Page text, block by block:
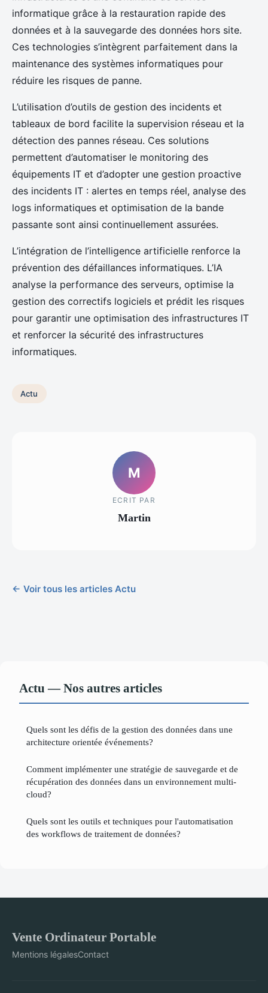
informatique grâce à la restauration rapide des
données et à la sauvegarde des données hors site.
Ces technologies s’intègrent parfaitement dans la
maintenance des systèmes informatiques pour
réduire les risques de panne.
L’utilisation d’outils de gestion des incidents et
tableaux de bord facilite la supervision réseau et la
détection des pannes réseau. Ces solutions
permettent d’automatiser le monitoring des
équipements IT et d’adopter une gestion proactive
des incidents IT : alertes en temps réel, analyse des
logs informatiques et optimisation de la bande
passante sont ainsi continuellement assurées.
L’intégration de l’intelligence artificielle renforce la
prévention des défaillances informatiques. L’IA
analyse la performance des serveurs, optimise la
gestion des correctifs logiciels et prédit les risques
pour garantir une optimisation des infrastructures IT
et renforcer la sécurité des infrastructures
informatiques.
Actu
M
ECRIT PAR
Martin
← Voir tous les articles Actu
Actu — Nos autres articles
Quels sont les défis de la gestion des données dans une
architecture orientée événements?
Comment implémenter une stratégie de sauvegarde et de
récupération des données dans un environnement multi-
cloud?
Quels sont les outils et techniques pour l'automatisation
des workflows de traitement de données?
Vente Ordinateur Portable
Mentions légalesContact